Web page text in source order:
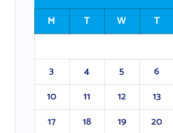
M
T W T
3
4 5 6
10
11 12 13
17
18 19 20